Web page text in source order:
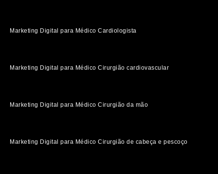
Marketing Digital para Médico Cardiologista
Marketing Digital para Médico Cirurgião cardiovascular
Marketing Digital para Médico Cirurgião da mão
Marketing Digital para Médico Cirurgião de cabeça e pescoço